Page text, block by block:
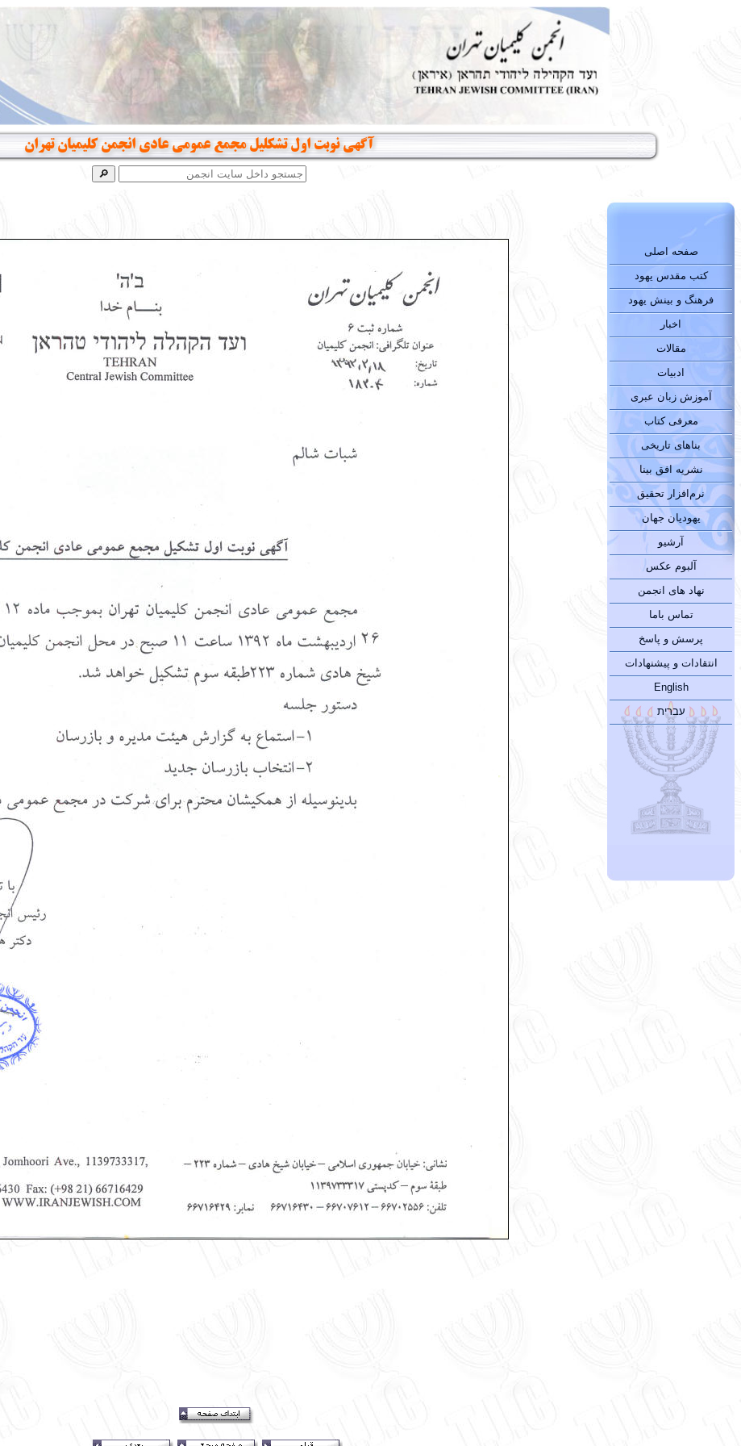
آگهی نوبت اول تشکلیل مجمع عمومی عادی انجمن کلیمیان تهران
صفحه اصلی
کتب مقدس یهود
فرهنگ و بینش یهود
اخبار
مقالات
ادبیات
آموزش زبان عبری
معرفی کتاب
بناهای تاریخی
نشریه افق بینا
نرم‌افزار تحقیق
یهودیان جهان
آرشیو
آلبوم عکس
نهاد های انجمن
تماس باما
پرسش و پاسخ
انتقادات و پیشنهادات
English
עברית